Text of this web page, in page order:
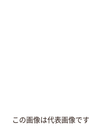
この画像は代表画像で